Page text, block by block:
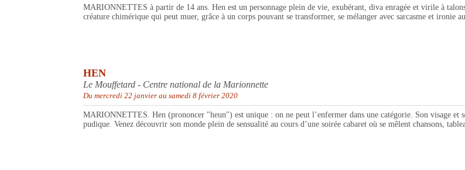
MARIONNETTES à partir de 14 ans. Hen est un personnage plein de vie, exubérant, diva enragée et virile à
créature chimérique qui peut muer, grâce à un corps pouvant se transformer, se mélanger avec sarcasme et ironie
HEN
Le Mouffetard - Centre national de la Marionnette
Du mercredi 22 janvier au samedi 8 février 2020
MARIONNETTES. Hen (prononcer "heun") est unique : on ne peut l’enfermer dans une catégorie. Son visage
pudique. Venez découvrir son monde plein de sensualité au cours d’une soirée cabaret où se mêlent chansons,